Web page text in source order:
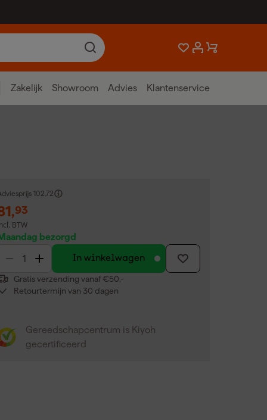
Zakelijk Showroom Advies Klantenservice
102,72
,93
BTW
bezorgd
In winkelwagen
Gratis verzending vanaf €50,-
Retourtermijn van 30 dagen
Gereedschapcentrum is Kiyoh
gecertificeerd